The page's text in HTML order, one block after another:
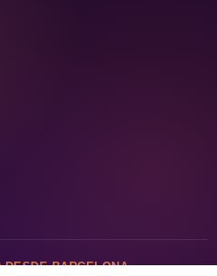
DESDE BARCELONA